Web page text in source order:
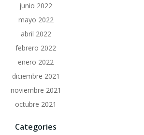
junio 2022
mayo 2022
abril 2022
febrero 2022
enero 2022
diciembre 2021
noviembre 2021
octubre 2021
Categories